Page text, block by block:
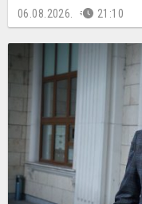
06.08.2026. 21:10